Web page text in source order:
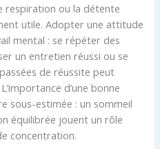
respiration ou la détente
utile. Adopter une attitude
mental : se répéter des
un entretien réussi ou se
de réussite peut
d’une bonne
sous-estimée : un sommeil
équilibrée jouent un rôle
concentration.